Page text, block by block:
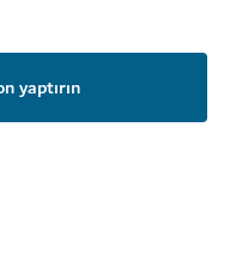
yaptırın